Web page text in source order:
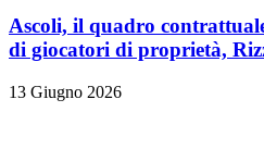
Ascoli, il quadro
di giocatori di proprietà,
13 Giugno 2026